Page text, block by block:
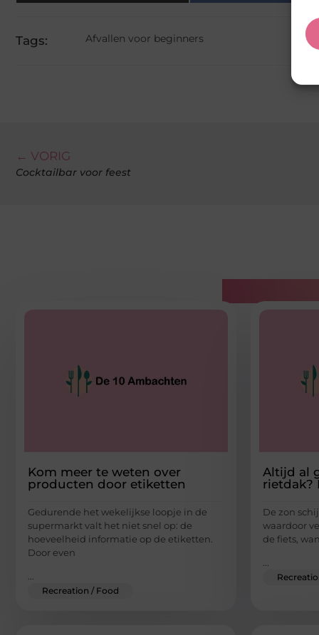
Tags: Afvallen voor beginners
← VORIG
Cocktailbar voor feest
Kom meer te weten over
producten door etiketten
Gedurende het wekelijkse loopje in de
supermarkt valt het niet snel op: de
hoeveelheid informatie op de etiketten.
Door even
...
Recreation / Food
Altijd al
rietdak?
De zon
waardoor
de fiets,
...